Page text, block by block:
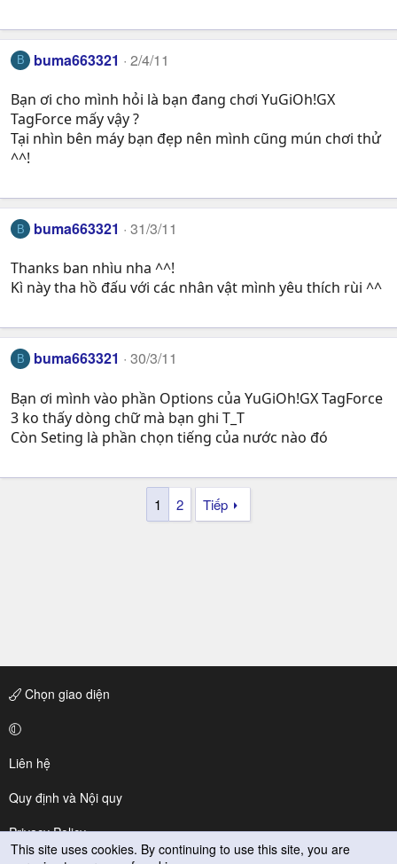
B buma663321 2/4/11
Bạn ơi cho mình hỏi là bạn đang chơi YuGiOh!GX
TagForce mấy vậy ?
Tại nhìn bên máy bạn đẹp nên mình cũng mún chơi thử
^^!
B buma663321 31/3/11
Thanks ban nhìu nha ^^!
Kì này tha hồ đấu với các nhân vật mình yêu thích rùi ^^
B buma663321 30/3/11
Bạn ơi mình vào phần Options của YuGiOh!GX TagForce
3 ko thấy dòng chữ mà bạn ghi T_T
Còn Seting là phần chọn tiếng của nước nào đó
1 2 Tiếp
Chọn giao diện
Liên hệ
Quy định và Nội quy
Privacy Policy
This site uses cookies. By continuing to use this site, you are